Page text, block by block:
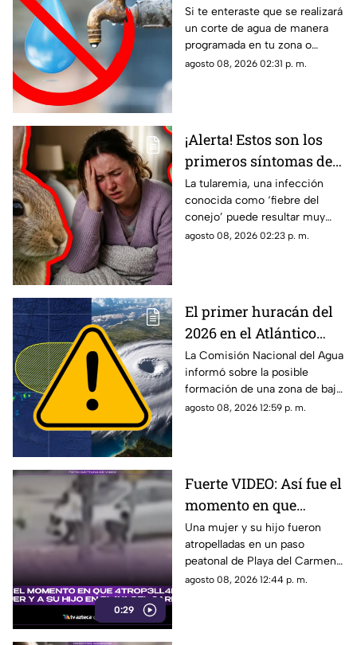
programado? Esto
puedes hacer ante la
suspensión del servicio
Si te enteraste que se realizará
un corte de agua de manera
programada en tu zona o
simplemente de quedaste sin
agosto 08, 2026 02:31 p. m.
¡Alerta! Estos son los
primeros síntomas de
la ‘fiebre del conejo’ y lo
que debes saber sobre
el contagio de
tularemia
La tularemia, una infección
conocida como ‘fiebre del
conejo’ puede resultar muy
grave y aquí te compartimos
agosto 08, 2026 02:23 p. m.
El primer huracán del
2026 en el Atlántico
podría formarse en 7
días: ¿Cuál es la
probabilidad de
desarrollo ciclónico?
La Comisión Nacional del Agua
informó sobre la posible
formación de una zona de baja
presión en el Atlántico, misma
agosto 08, 2026 12:59 p. m.
0:29
Fuerte VIDEO: Así fue el
momento en que
4tr0p3ll4n a una mujer
y a su hijo en un paso
peatonal de Playa del
Carmen
Una mujer y su hijo fueron
atropelladas en un paso
peatonal de Playa del Carmen.
Cámara de seguridad captó el
agosto 08, 2026 12:44 p. m.